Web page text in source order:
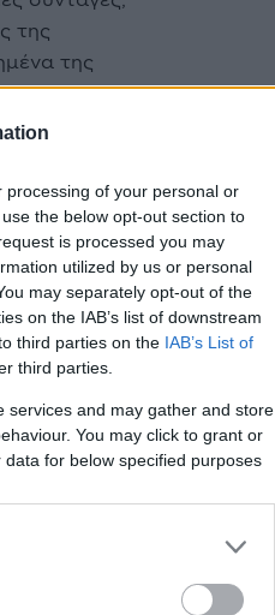
of your personal or
the below opt-out section to
is processed you may
utilized by us or personal
may separately opt-out of the
on the IAB’s list of downstream
third parties on the IAB’s List of
third parties.
services and may gather and store
You may click to grant or
for below specified purposes
της
της
να
κάντε
στο
του